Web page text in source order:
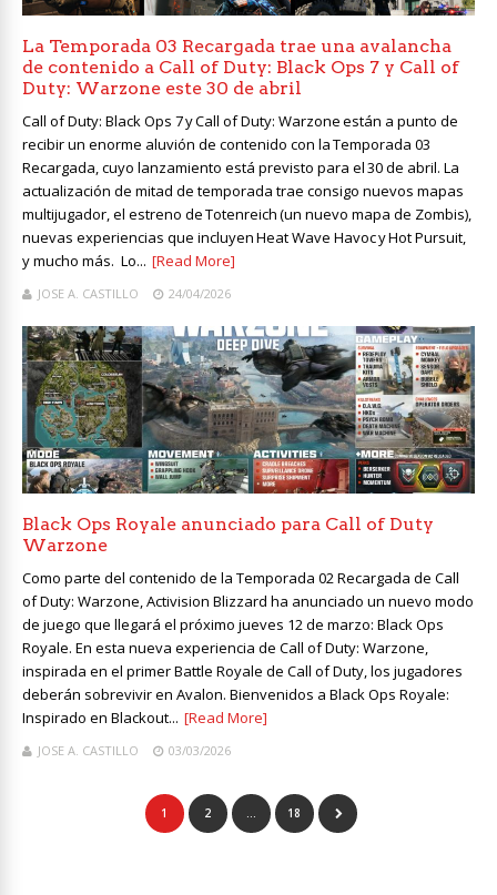
La Temporada 03 Recargada trae una avalancha
de contenido a Call of Duty: Black Ops 7 y Call of
Duty: Warzone este 30 de abril
Call of Duty: Black Ops 7 y Call of Duty: Warzone están a punto de
recibir un enorme aluvión de contenido con la Temporada 03
Recargada, cuyo lanzamiento está previsto para el 30 de abril. La
actualización de mitad de temporada trae consigo nuevos mapas
multijugador, el estreno de Totenreich (un nuevo mapa de Zombis),
nuevas experiencias que incluyen Heat Wave Havoc y Hot Pursuit,
y mucho más. Lo... [Read More]
JOSE A. CASTILLO 24/04/2026
Black Ops Royale anunciado para Call of Duty
Warzone
Como parte del contenido de la Temporada 02 Recargada de Call
of Duty: Warzone, Activision Blizzard ha anunciado un nuevo modo
de juego que llegará el próximo jueves 12 de marzo: Black Ops
Royale. En esta nueva experiencia de Call of Duty: Warzone,
inspirada en el primer Battle Royale de Call of Duty, los jugadores
deberán sobrevivir en Avalon. Bienvenidos a Black Ops Royale:
Inspirado en Blackout... [Read More]
JOSE A. CASTILLO 03/03/2026
1 2 … 18